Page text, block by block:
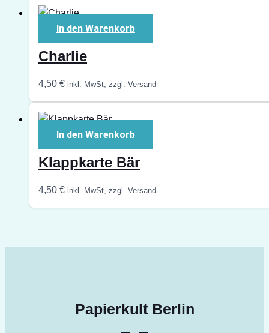
In den Warenkorb
Charlie
4,50 € inkl. MwSt, zzgl. Versand
In den Warenkorb
Klappkarte Bär
4,50 € inkl. MwSt, zzgl. Versand
Papierkult Berlin